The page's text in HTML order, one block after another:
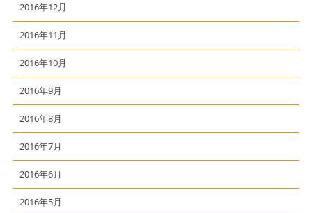
2016年12月
2016年11月
2016年10月
2016年9月
2016年8月
2016年7月
2016年6月
2016年5月